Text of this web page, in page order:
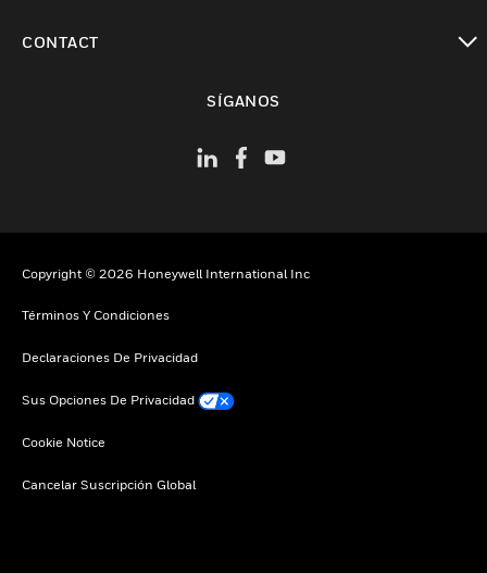
CONTACT
SÍGANOS
Copyright © 2026 Honeywell International Inc
Términos Y Condiciones
Declaraciones De Privacidad
Sus Opciones De Privacidad
Cookie Notice
Cancelar Suscripción Global